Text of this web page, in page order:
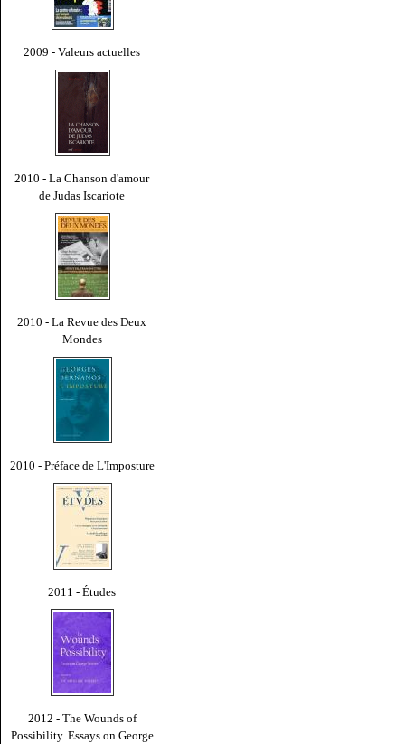
2009 - Valeurs actuelles
2010 - La Chanson d'amour
de Judas Iscariote
2010 - La Revue des Deux
Mondes
2010 - Préface de L'Imposture
2011 - Études
2012 - The Wounds of
Possibility. Essays on George